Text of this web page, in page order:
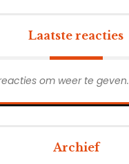
Laatste reacties
om weer te geven.
Archief